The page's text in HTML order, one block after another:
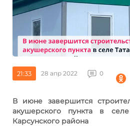
21:33 28 апр 2022 0
В июне завершится
акушерского пункта в
Карсунского района